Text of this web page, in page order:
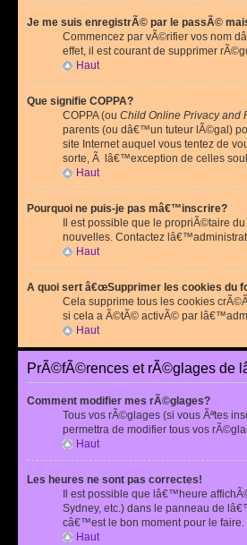
Je me suis enregistrÃ© par le passÃ©
Commencez par vÃ©rifier vos nom
effet, il est courant de supprimer
Haut
Que signifie COPPA?
COPPA (ou Child Online Privacy and
parents (ou dâ€™un tuteur lÃ©gal)
site Internet auquel vous tentez de
sorte, Ã lâ€™exception de celles
Haut
Pourquoi ne puis-je pas mâ€™inscrire?
Il est possible que le propriÃ©taire
nouvelles. Contactez
Haut
A quoi sert â€œSupprimer les cookies du
Cela supprime tous les cookies
si cela a Ã©tÃ© activÃ© par
Haut
PrÃ©fÃ©rences et rÃ©glages de
Comment modifier mes rÃ©glages?
Tous vos rÃ©glages (si vous Ãªtes
permettra de modifier tous vos
Haut
Les heures ne sont pas correctes!
Il est possible que lâ€™heure
Sydney, etc.) dans le panneau de
câ€™est le bon moment pour le faire.
Haut